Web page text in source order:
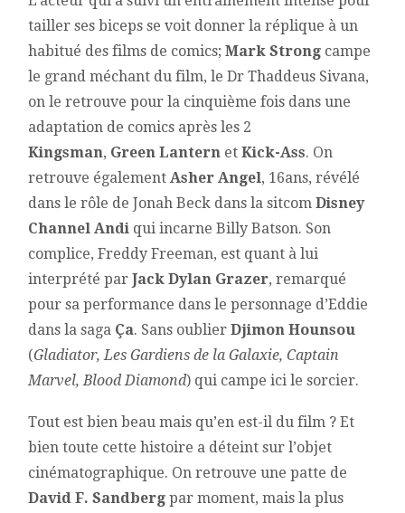
tailler ses biceps se voit donner la réplique à un
habitué des films de comics;Mark Strong campe
le grand méchant du film, le Dr Thaddeus Sivana,
on le retrouve pour la cinquième fois dans une
adaptation de comics après les 2
Kingsman, Green Lantern etKick-Ass. On
retrouve égalementAsher Angel, 16ans,révélé
dans le rôle de Jonah Beck dans la sitcomDisney
Channel Andi qui incarne Billy Batson. Son
complice, Freddy Freeman, est quant à lui
interprété parJack Dylan Grazer, remarqué
pour sa performance dans le personnage d’Eddie
dans la saga Ça. Sans oublierDjimon Hounsou
(Gladiator, Les Gardiens de la Galaxie, Captain
Marvel, Blood Diamond) qui campe ici le sorcier.
Tout est bien beau mais qu’en est-il du film ? Et
bien toute cette histoire a déteint sur l’objet
cinématographique. On retrouve une patte de
David F. Sandbergpar moment, mais la plus